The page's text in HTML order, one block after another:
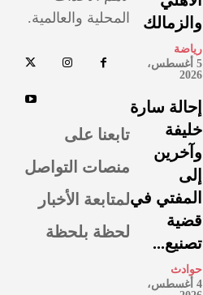
والزمالك
رياضة
5 أغسطس،
2026
إحالة سارة
خليفة
وآخرين
إلى
المفتي في
قضية
تصنيع...
حوادث
4 أغسطس،
المحلية والعالمية.
تابعنا على
منصات التواصل
لمتابعة الأخبار
لحظة بلحظة